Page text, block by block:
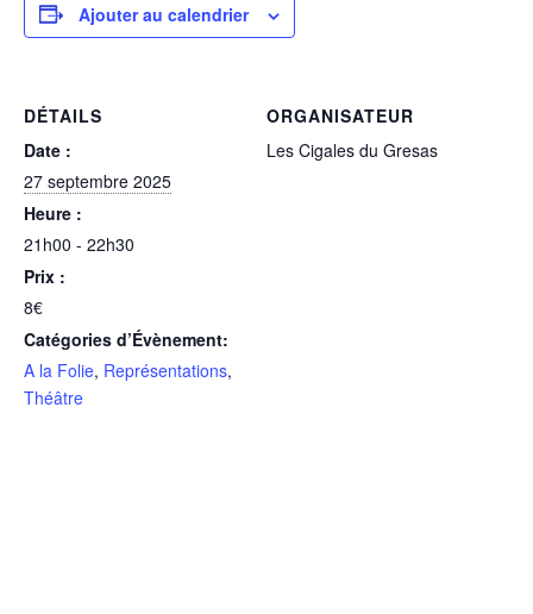
Ajouter au calendrier
DÉTAILS
Date :
27 septembre 2025
Heure :
21h00 - 22h30
Prix :
8€
Catégories d’Évènement:
A la Folie, Représentations,
Théâtre
ORGANISATEUR
Les Cigales du Gresas